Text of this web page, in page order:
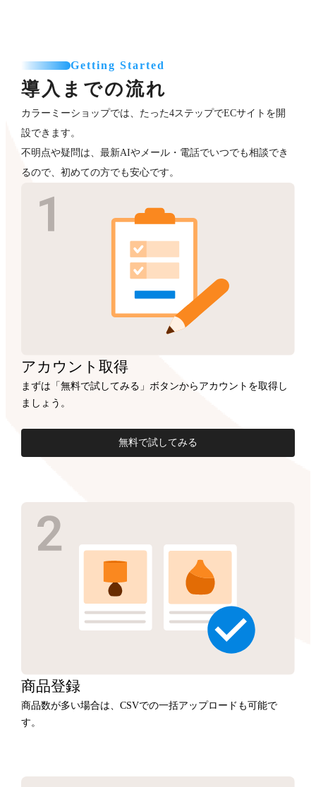
Getting Started
導入までの流れ
カラーミーショップでは、たった4ステップでECサイトを開
設できます。
不明点や疑問は、最新AIやメール・電話でいつでも相談でき
るので、初めての方でも安心です。
アカウント取得
まずは「無料で試してみる」ボタンからアカウントを取得し
ましょう。
無料で試してみる
商品登録
商品数が多い場合は、CSVでの一括アップロードも可能で
す。